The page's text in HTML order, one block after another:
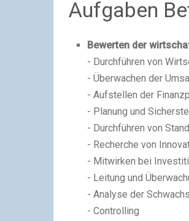
Aufgaben
Bewerten der
- Durchführen von
- Überwachen der
- Aufstellen der
- Planung und
- Durchführen von
- Recherche von
- Mitwirken bei
- Leitung und
- Analyse der
- Controlling